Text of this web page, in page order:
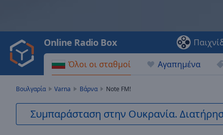
Video
Play
Backward
Skip
Current
0:00
Όλοι οι σταθμοί Αγαπημένα
Online Radio Box
Βουλγαρία Varna Βάρνα Note FM!
Συμπαράσταση στην Ουκρανία.